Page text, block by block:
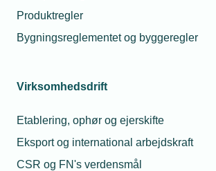
Produktregler
Bygningsreglementet og byggeregler
Virksomhedsdrift
Etablering, ophør og ejerskifte
Eksport og international arbejdskraft
CSR og FN's verdensmål
Politik
TEKNIQs politiske dagsordener og forslag.